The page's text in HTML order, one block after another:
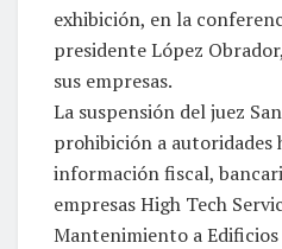
exhibición, en la
presidente López
sus empresas.
La suspensión del juez
prohibición a autoridades
información fiscal,
empresas High Tech
Mantenimiento a